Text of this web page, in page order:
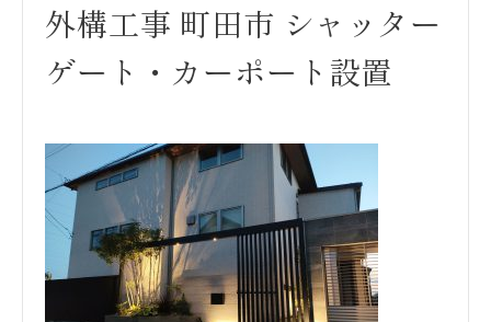
外構工事 町田市 シャッター
ゲート・カーポート設置